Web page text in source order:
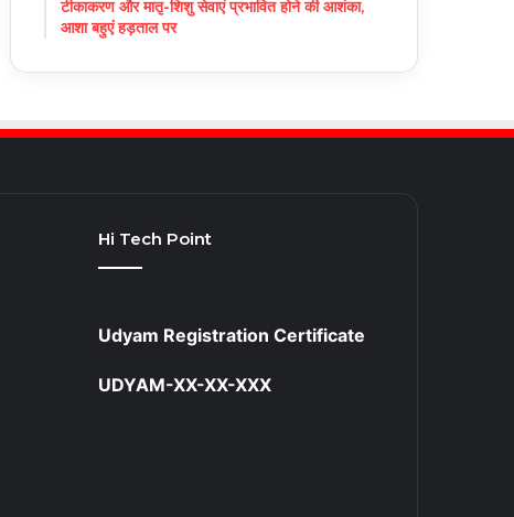
टीकाकरण और मातृ-शिशु सेवाएं प्रभावित होने की आशंका,
आशा बहुएं हड़ताल पर
Hi Tech Point
Udyam Registration Certificate
UDYAM-XX-XX-XXX